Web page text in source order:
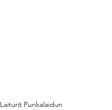
Laiturit Punkalaidun